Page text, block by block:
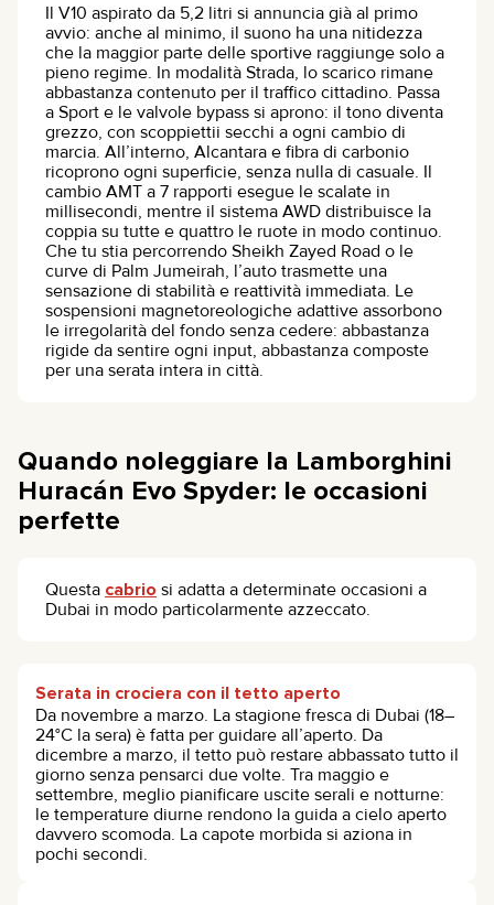
Il V10 aspirato da 5,2 litri si annuncia già al primo
avvio: anche al minimo, il suono ha una nitidezza
che la maggior parte delle sportive raggiunge solo a
pieno regime. In modalità Strada, lo scarico rimane
abbastanza contenuto per il traffico cittadino. Passa
a Sport e le valvole bypass si aprono: il tono diventa
grezzo, con scoppiettii secchi a ogni cambio di
marcia. All’interno, Alcantara e fibra di carbonio
ricoprono ogni superficie, senza nulla di casuale. Il
cambio AMT a 7 rapporti esegue le scalate in
millisecondi, mentre il sistema AWD distribuisce la
coppia su tutte e quattro le ruote in modo continuo.
Che tu stia percorrendo Sheikh Zayed Road o le
curve di Palm Jumeirah, l’auto trasmette una
sensazione di stabilità e reattività immediata. Le
sospensioni magnetoreologiche adattive assorbono
le irregolarità del fondo senza cedere: abbastanza
rigide da sentire ogni input, abbastanza composte
per una serata intera in città.
Quando noleggiare la Lamborghini
Huracán Evo Spyder: le occasioni
perfette
Questa cabrio si adatta a determinate occasioni a
Dubai in modo particolarmente azzeccato.
Serata in crociera con il tetto aperto
Da novembre a marzo. La stagione fresca di Dubai (18–
24°C la sera) è fatta per guidare all’aperto. Da
dicembre a marzo, il tetto può restare abbassato tutto il
giorno senza pensarci due volte. Tra maggio e
settembre, meglio pianificare uscite serali e notturne:
le temperature diurne rendono la guida a cielo aperto
davvero scomoda. La capote morbida si aziona in
pochi secondi.